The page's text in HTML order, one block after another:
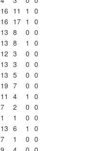
16 11 1
0
16 17 1
0
13 8 0 0
13 8 1
0
12 3 0 0
13 3 0 0
13 5 0 0
19 7 0 0
11 4 1
0
7 2 0 0
1 1 0 0
13 6 1
0
7 1 0 0